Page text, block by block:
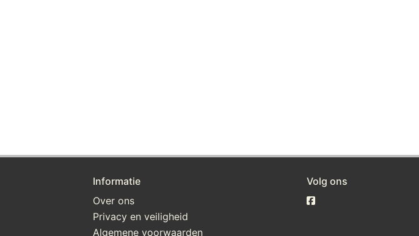
Informatie
Over ons
Privacy en veiligheid
Algemene voorwaarden
Volg ons